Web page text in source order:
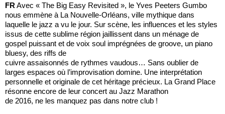
FR Avec « The Big Easy Revisited », le Yves Peeters Gumbo
nous emmène à La Nouvelle-Orléans, ville mythique dans
laquelle le jazz a vu le jour. Sur scène, les influences et les styles
issus de cette sublime région jaillissent dans un ménage de
gospel puissant et de voix soul imprégnées de groove, un piano
bluesy, des riffs de
cuivre assaisonnés de rythmes vaudous… Sans oublier de
larges espaces où l’improvisation domine. Une interprétation
personnelle et originale de cet héritage précieux. La Grand Place
résonne encore de leur concert au Jazz Marathon
de 2016, ne les manquez pas dans notre club !